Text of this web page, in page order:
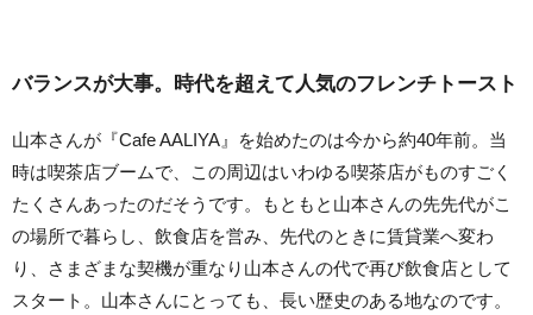
バランスが大事。時代を超えて人気のフレンチトースト
山本さんが『Cafe AALIYA』を始めたのは今から約40年前。当
時は喫茶店ブームで、この周辺はいわゆる喫茶店がものすごく
たくさんあったのだそうです。もともと山本さんの先先代がこ
の場所で暮らし、飲食店を営み、先代のときに賃貸業へ変わ
り、さまざまな契機が重なり山本さんの代で再び飲食店として
スタート。山本さんにとっても、長い歴史のある地なのです。